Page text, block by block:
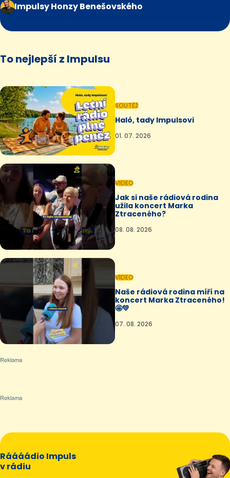
Impulsy Honzy Benešovského
To nejlepší z Impulsu
SOUTĚŽ
Haló, tady Impulsovi
01. 07. 2026
VIDEO
Jak si naše rádiová rodina
užila koncert Marka
Ztraceného?
08. 08. 2026
VIDEO
Naše rádiová rodina míří na
koncert Marka Ztraceného!
🤩💛
07. 08. 2026
Ráááádio Impuls
v rádiu